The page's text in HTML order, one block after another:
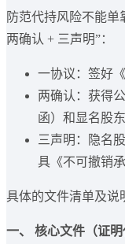
防范代持风险不能
两确认 + 三声明”：
一协议：签好
两确认：获得
函）和显名股
三声明：隐名
具《不可撤销
具体的文件清单及说
一、 核心文件（证明